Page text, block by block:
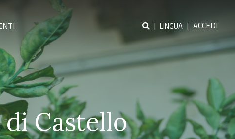
| LINGUA | ACCEDI
Castello